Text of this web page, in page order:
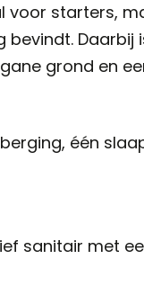
voor starters,
Daarbij
grond en
één
sanitair met